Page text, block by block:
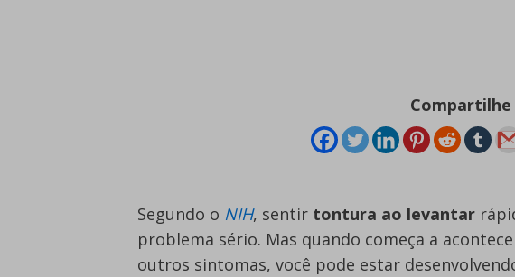
Compartilhe
Segundo o NIH, sentir tontura ao levantar
problema sério. Mas quando começa a
outros sintomas, você pode estar